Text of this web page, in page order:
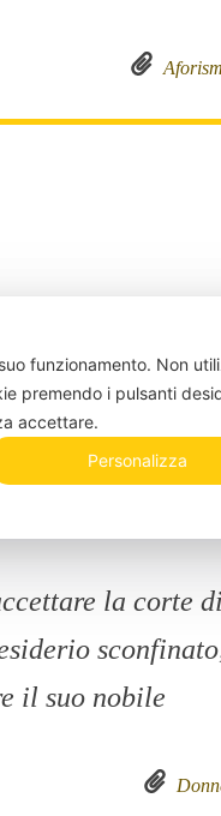
Matrimonio
la corte
il suo nobile
funzionamento. Non
premendo i pulsanti
accettare.
Personalizza